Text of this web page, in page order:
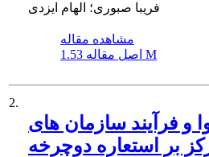
فریبا صبوری؛ الهام ایزدی
مشاهده مقاله
اصل مقاله 1.53 M
2.
و فرآیند سازمان های
بر استعاره دوچرخه